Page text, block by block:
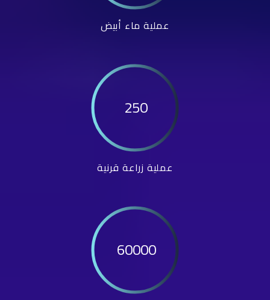
عملية ماء أبيض
250
عملية زراعة قرنية
60000